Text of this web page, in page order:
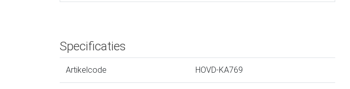
Specificaties
Artikelcode HOVD-KA769